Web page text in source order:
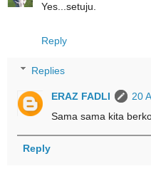
Yes...setuju.
Reply
Replies
ERAZ FADLI
20
Sama sama kita
Reply